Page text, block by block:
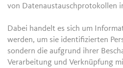
von Datenaustauschprotokollen
Dabei handelt es sich um
werden, um sie identifizierten
sondern die aufgrund ihrer
Verarbeitung und Verknüpfung